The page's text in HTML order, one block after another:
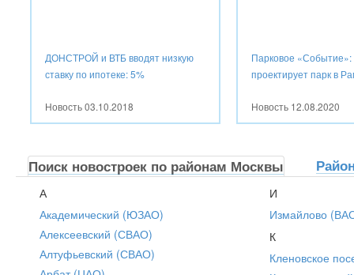
ДОНСТРОЙ и ВТБ вводят низкую
ставку по ипотеке: 5%
Новость03.10.2018
Парковое
проектирует парк в
Новость 12.08.2020
Поиск новостроек по районам Москвы
А
Академический (ЮЗАО)
Алексеевский (СВАО)
Алтуфьевский (СВАО)
И
Измайлово
К
Кленовское